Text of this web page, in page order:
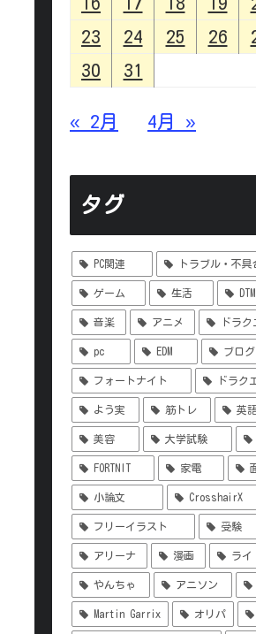
23
24 25 26
30
31
« 2月 4月 »
タグ
PC関連 トラブル・不具
ゲーム 生活 DTM
音楽 アニメ ドラク
pc EDM ブログ
フォートナイト ドラク
よう実 筋トレ 英
美容 大学試験
FORTNIT 家電
小論文 CrosshairX
フリーイラスト 受験
アリーナ 漫画 ライ
やんちゃ アニソン
Martin Garrix オリパ